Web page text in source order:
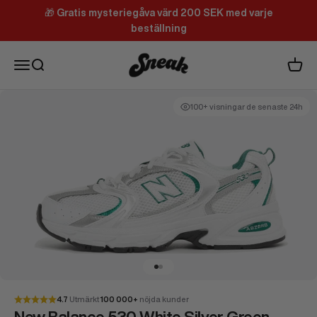
Hoppa till innehållet
🎁 Gratis mysteriegåva värd 200 SEK med varje
beställning
MenySök
Sneak
100+ visningar de senaste 24h
4.7 Utmärkt100 000+ nöjda kunder